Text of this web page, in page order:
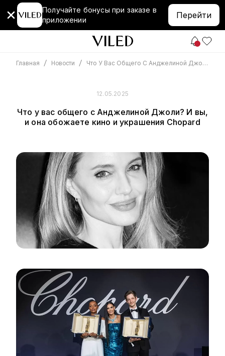
Получайте бонусы при заказе в
приложении
Перейти
Главная / Новости / Что У Вас Общего С Анджелиной Джоли? И Вы, И Она Обожаете Кино И Украшения Chopard
12.05.2025
Что у вас общего с Анджелиной Джоли? И вы,
и она обожаете кино и украшения Chopard